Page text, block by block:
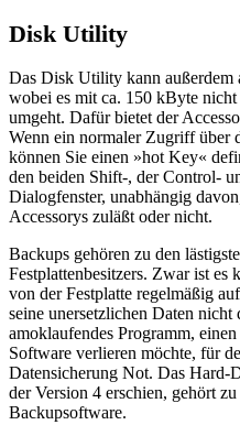
Disk Utility
Das Disk Utility kann außerdem
wobei es mit ca. 150 kByte nicht
umgeht. Dafür bietet der
Wenn ein normaler Zugriff über
können Sie einen »hot Key«
den beiden Shift-, der Control-
Dialogfenster, unabhängig
Accessorys zuläßt oder nicht.
Backups gehören zu den
Festplattenbesitzers. Zwar ist
von der Festplatte regelmäßig
seine unersetzlichen Daten
amoklaufendes Programm,
Software verlieren möchte, für
Datensicherung Not. Das
der Version 4 erschien, gehört
Backupsoftware.